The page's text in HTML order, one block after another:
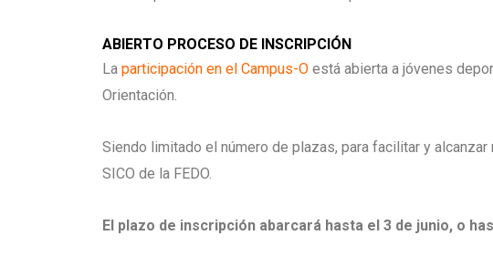
ABIERTO PROCESO DE INSCRIPCIÓN
La participación en el Campus-O está abierta a jóvenes
Orientación.
Siendo limitado el número de plazas, para facilitar y
SICO de la FEDO.
El plazo de inscripción abarcará hasta el 3 de junio, o